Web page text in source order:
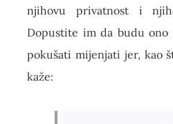
njihovu privatnost i
Dopustite im da budu
pokušati mijenjati jer, kao
kaže: